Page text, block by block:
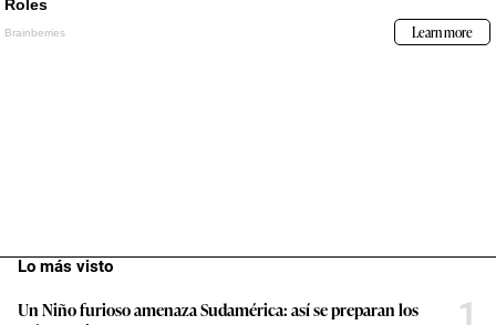
Lo más visto
Un Niño furioso amenaza Sudamérica: así se preparan los
1